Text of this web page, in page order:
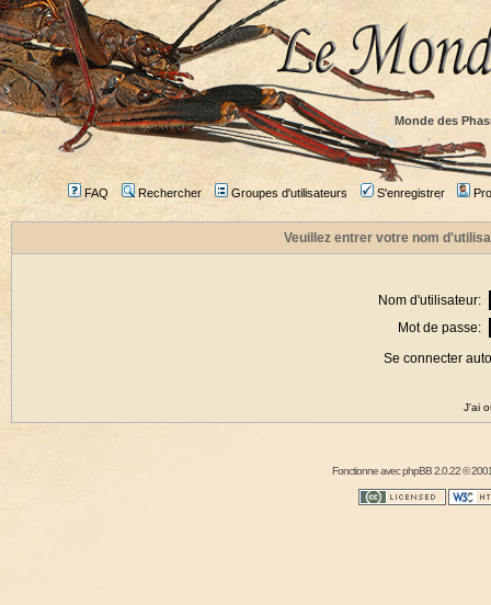
Monde des
FAQ Rechercher Groupes d'utilisateurs S'enregistrer
Veuillez entrer votre nom
Nom d'utilisateur:
Mot de passe:
Se connecter
J'ai
Fonctionne avecphpBB2.0.22 ©